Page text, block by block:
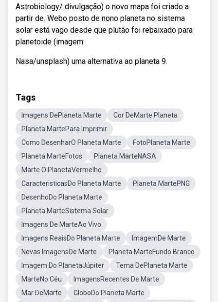
Astrobiology/ divulgação) o novo mapa foi criado a
partir de. Webo posto de nono planeta no sistema
solar está vago desde que plutão foi rebaixado para
planetoide (imagem:
Nasa/unsplash) uma alternativa ao planeta 9.
Tags
Imagens DePlaneta Marte
Cor DeMarte Planeta
Planeta MartePara Imprimir
Como DesenharO Planeta Marte
FotoPlaneta Marte
Planeta MarteFotos
Planeta MarteNASA
Marte O PlanetaVermelho
CaracteristicasDo Planeta Marte
Planeta MartePNG
DesenhoDo Planeta Marte
Planeta MarteSistema Solar
Imagens De MarteAo Vivo
Imagens ReaisDo Planeta Marte
ImagemDe Marte
Novas ImagensDe Marte
Planeta MarteFundo Branco
Imagem Do PlanetaJúpiter
Tema DePlaneta Marte
MarteNo Céu
ImagensRecentes De Marte
Mar DeMarte
GloboDo Planeta Marte